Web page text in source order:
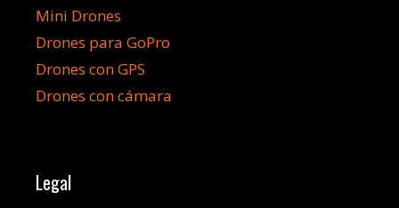
Mini Drones
Drones para GoPro
Drones con GPS
Drones con cámara
Legal